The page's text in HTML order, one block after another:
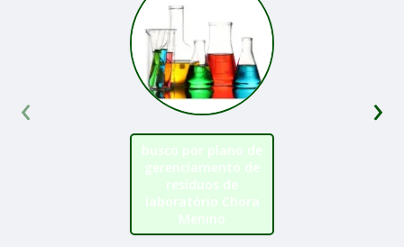
busco por plano de
gerenciamento de
resíduos de
laboratório Chora
Menino
‹ ›